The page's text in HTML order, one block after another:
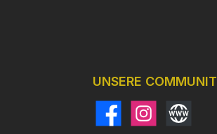
UNSERE
FacebookInstagramWebsite